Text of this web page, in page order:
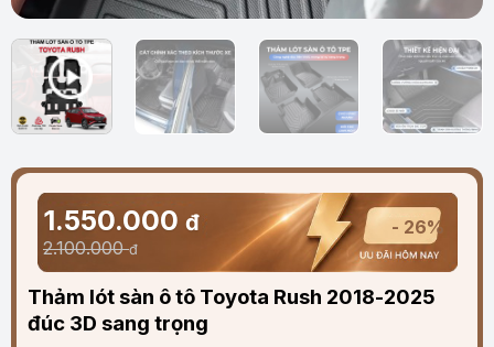
1.550.000 đ
2.100.000đ
- 26%
Thảm lót sàn ô tô Toyota Rush 2018-2025
đúc 3D sang trọng